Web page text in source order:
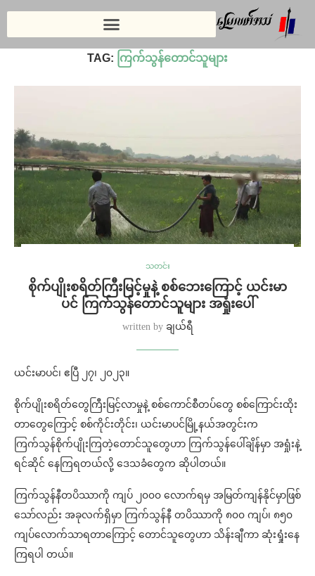
ကြက်သွန်တောင်သူများ
TAG: ကြက်သွန်တောင်သူများ
သတင်း
စိုက်ပျိုးစရိတ်ကြီးမြင့်မှုနဲ့ စစ်ဘေးကြောင့် ယင်းမာ
ပင် ကြက်သွန်တောင်သူများ အရှုံးပေါ်
written by ချယ်ရီ
ယင်းမာပင်၊ ဧပြီ ၂၇၊ ၂၀၂၃။
စိုက်ပျိုးစရိတ်တွေကြီးမြင့်လာမှုနဲ့ စစ်ကောင်စီတပ်တွေ စစ်ကြောင်းထိုး
တာတွေကြောင့် စစ်ကိုင်းတိုင်း၊ ယင်းမာပင်မြို့နယ်အတွင်းက
ကြက်သွန်စိုက်ပျိုးကြတဲ့တောင်သူတွေဟာ ကြက်သွန်ပေါ်ချိန်မှာ အရှုံးနဲ့
ရင်ဆိုင် နေကြရတယ်လို့ ဒေသခံတွေက ဆိုပါတယ်။
ကြက်သွန်နီတပိဿာကို ကျပ် ၂၀၀၀ လောက်ရမှ အမြတ်ကျန်နိုင်မှာဖြစ်
သော်လည်း အခုလက်ရှိမှာ ကြက်သွန်နီ တပိဿာကို ၈၀၀ ကျပ်၊ ၈၅၀
ကျပ်လောက်သာရတာကြောင့် တောင်သူတွေဟာ သိန်းချီကာ ဆုံးရှုံးနေ
ကြရပါ တယ်။